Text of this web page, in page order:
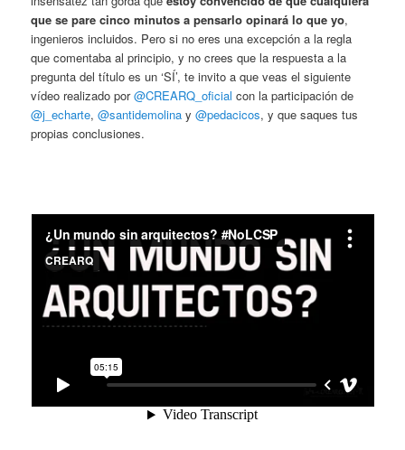
que se pare cinco minutos a pensarlo opinará lo que yo,
ingenieros incluidos. Pero si no eres una excepción a la regla
que comentaba al principio, y no crees que la respuesta a la
pregunta del título es un ‘SÍ’, te invito a que veas el siguiente
vídeo realizado por@CREARQ_oficial con la participación de
@j_echarte,@santidemolina y@pedacicos, y que saques tus
propias conclusiones.